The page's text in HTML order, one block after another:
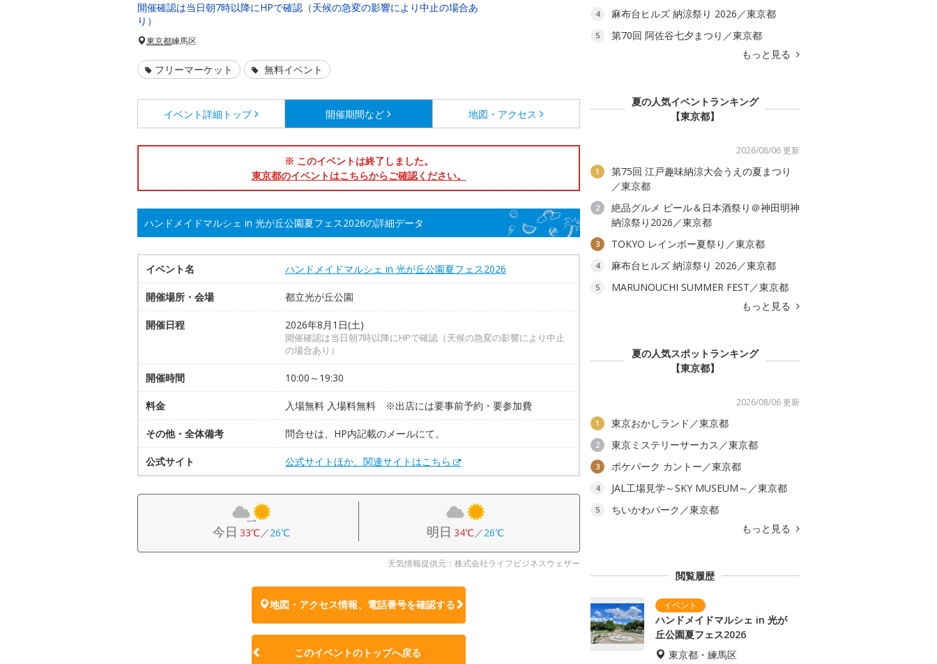
開催確認は当日朝7時以降にHPで確認（天候の急変の影響により中止の場合あ
り）
東京都練馬区
フリーマーケット 無料イベント
イベント詳細 トップ 開催期間など 地図・アクセス
※ このイベントは終了しました。
東京都のイベントはこちらからご確認ください。
ハンドメイドマルシェ in 光が丘公園夏フェス2026の詳細データ
イベント名 ハンドメイドマルシェ in 光が丘公園夏フェス2026
開催場所・会場 都立光が丘公園
開催日程 2026年8月1日(土)
開催確認は当日朝7時以降にHPで確認（天候の急変の影響により中止
の場合あり）
開催時間 10:00～19:30
料金 入場無料 入場料無料 ※出店には要事前予約・要参加費
その他・全体備考 問合せは、HP内記載のメールにて。
公式サイト 公式サイトほか、関連サイトはこちら
今日 33℃／26℃ 明日 34℃／26℃
天気情報提供元：株式会社ライフビジネスウェザー
地図・アクセス情報、電話番号を確認する
このイベントのトップへ戻る
4 麻布台ヒルズ 納涼祭り 2026／東京都
5
第70回 阿佐谷七夕まつり／東京都
もっと見る
夏の人気イベントランキング
【東京都】
2026/08/06 更新
1
第75回 江戸趣味納涼大会うえの夏まつり
／東京都
2
絶品グルメ ビール＆日本酒祭り＠神田明神
納涼祭り2026／東京都
3 TOKYO レインボー夏祭り／東京都
4 麻布台ヒルズ 納涼祭り 2026／東京都
5
MARUNOUCHI SUMMER FEST／東京都
もっと見る
夏の人気スポットランキング
【東京都】
2026/08/06 更新
1 東京おかしランド／東京都
2 東京ミステリーサーカス／東京都
3 ポケパーク カントー／東京都
4 JAL工場見学～SKY MUSEUM～／東京都
5
ちいかわパーク／東京都
もっと見る
閲覧履歴
ハンドメイドマルシェ in 光が
丘公園夏フェス2026
東京都・練馬区